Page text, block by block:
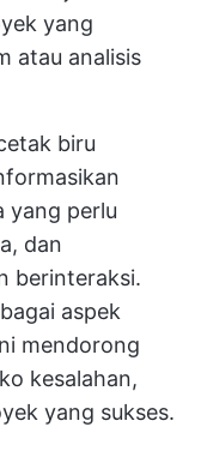
yang
atau analisis
biru
yang perlu
dan
berinteraksi.
aspek
mendorong
kesalahan,
yang sukses.